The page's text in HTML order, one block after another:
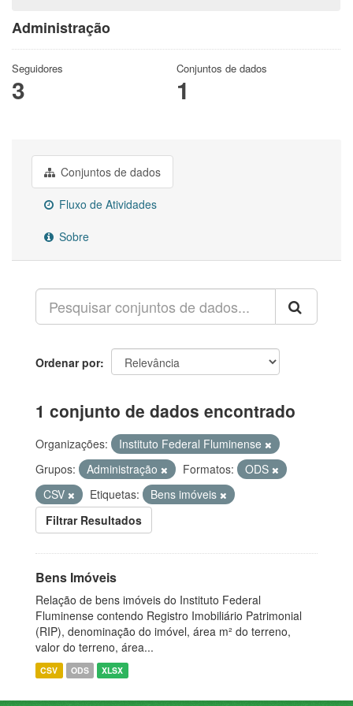
Administração
Seguidores
3
Conjuntos de dados
1
Conjuntos de dados
Fluxo de Atividades
Sobre
Ordenar por
1 conjunto de dados encontrado
Organizações:
Instituto Federal Fluminense
Grupos:
Administração Formatos:
ODS
CSV
Etiquetas:
Bens imóveis
Filtrar Resultados
Bens Imóveis
Relação de bens imóveis do Instituto Federal
Fluminense contendo Registro Imobiliário Patrimonial
(RIP), denominação do imóvel, área m² do terreno,
valor do terreno, área...
CSV ODS XLSX